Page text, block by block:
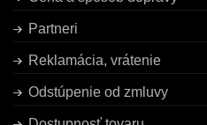
Partneri
Reklamácia, vrátenie
Odstúpenie od zmluvy